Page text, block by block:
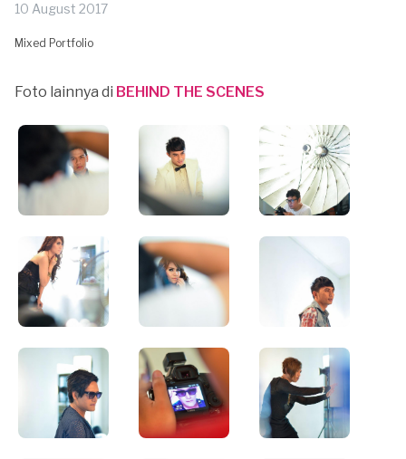
10 August 2017
Mixed Portfolio
Foto lainnya di BEHIND THE SCENES